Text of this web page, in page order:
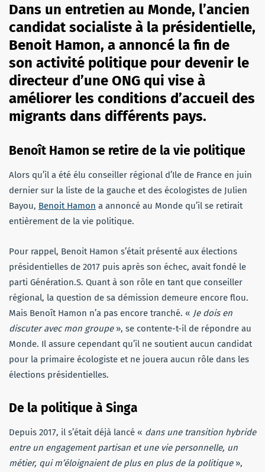
Dans un entretien au Monde, l’ancien
candidat socialiste à la présidentielle,
Benoit Hamon, a annoncé la fin de
son activité politique pour devenir le
directeur d’une ONG qui vise à
améliorer les conditions d’accueil des
migrants dans différents pays.
Benoît Hamon se retire de la vie politique
Alors qu’il a été élu conseiller régional d’Ile de France en juin
dernier sur la liste de la gauche et des écologistes de Julien
Bayou, Benoit Hamon a annoncé au Monde qu’il se retirait
entièrement de la vie politique.
Pour rappel, Benoit Hamon s’était présenté aux élections
présidentielles de 2017 puis après son échec, avait fondé le
parti Génération.S. Quant à son rôle en tant que conseiller
régional, la question de sa démission demeure encore flou.
Mais Benoît Hamon n’a pas encore tranché. « Je dois en
discuter avec mon groupe», se contente-t-il de répondre au
Monde. Il assure cependant qu’il ne soutient aucun candidat
pour la primaire écologiste et ne jouera aucun rôle dans les
élections présidentielles.
De la politique à Singa
Depuis 2017, il s’était déjà lancé « dans une transition hybride
entre un engagement partisan et une vie personnelle, un
métier, qui m’éloignaient de plus en plus de la politique»,